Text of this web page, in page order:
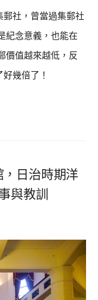
社，曾當過集郵社
紀念意義，也能在
價值越來越低，反
好幾倍了！
日治時期洋
與教訓